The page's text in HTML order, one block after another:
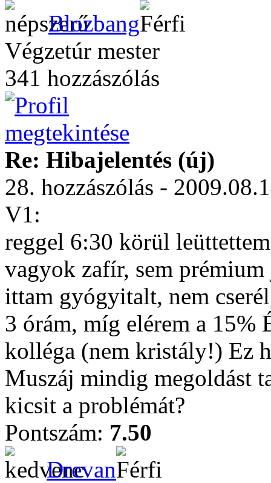
Blozbang
Végzetúr mester
341 hozzászólás
Re: Hibajelentés (új)
28. hozzászólás -
V1:
reggel 6:30 körül
vagyok zafír, sem
ittam gyógyitalt, nem
3 órám, míg elérem a 15%
kolléga (nem kristály!) Ez
Muszáj mindig megoldást
kicsit a problémát?
Pontszám: 7.50
Drevan